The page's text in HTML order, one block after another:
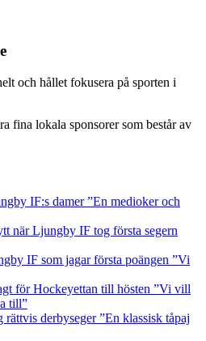
och hållet fokusera på sporten i
fina lokala sponsorer som består av
IF:s damer ”En medioker och
när Ljungby IF tog första segern
IF som jagar första poängen ”Vi
för Hockeyettan till hösten ”Vi vill
till”
derbyseger ”En klassisk tåpaj